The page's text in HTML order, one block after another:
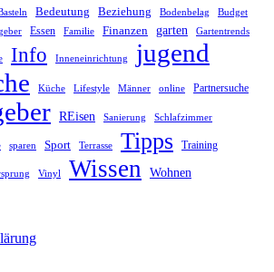
Bedeutung Beziehung Bodenbelag
Budget
Essen Familie Finanzen garten Gartentrends
Info Inneneinrichtung
jugend
Küche Lifestyle Männer online Partnersuche
REisen Sanierung Schlafzimmer
sparen Sport Terrasse Tipps Training
Vinyl Wissen Wohnen